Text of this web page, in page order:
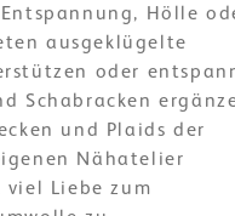
Hölle
ausgeklügelte
oder
Schabracken
und Plaids der
Nähatelier
Liebe zum